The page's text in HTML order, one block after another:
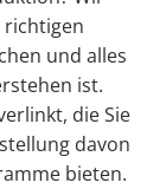
richtigen
und alles
ist.
die Sie
davon
bieten.